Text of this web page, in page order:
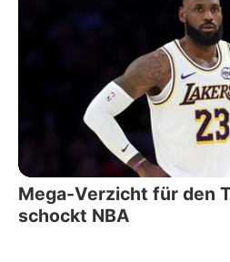
Mega-Verzicht für den
schockt NBA